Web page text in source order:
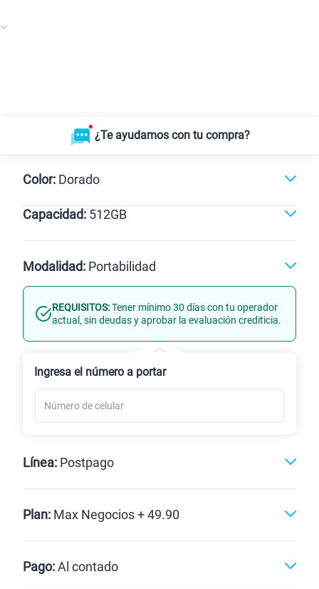
¿Te ayudamos con tu compra?
Color: Dorado
Dorado
Capacidad: 512GB
512GB
Modalidad: Portabilidad
Línea Nueva Portabilidad
REQUISITOS:Tener mínimo 30 días con tu operador
actual, sin deudas y aprobar la evaluación crediticia.
Ingresa el número a portar
Línea: Postpago
Plan: Max Negocios + 49.90
Pago:Al contado